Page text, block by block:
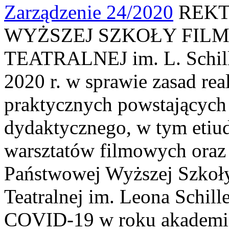
Zarządzenie 24/2020
WYŻSZEJ SZKOŁY
TEATRALNEJ im. L.
2020 r. w sprawie zasad
praktycznych
dydaktycznego, w tym
warsztatów filmowych
Państwowej Wyższej
Teatralnej im. Leona
COVID-19 w roku